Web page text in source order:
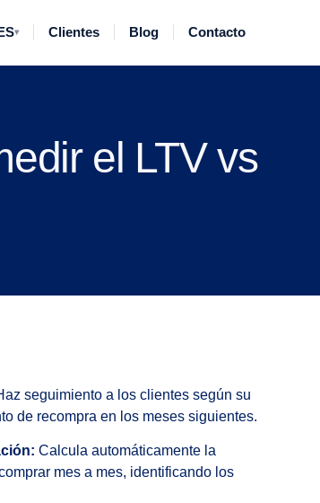
▾ Clientes Blog Contacto
el LTV vs
seguimiento a los clientes según su
de recompra en los meses siguientes.
Calcula automáticamente la
mes a mes, identificando los